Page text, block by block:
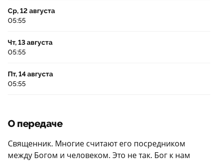
Ср, 12 августа
05:55
Чт, 13 августа
05:55
Пт, 14 августа
05:55
О передаче
Священник. Многие считают его посредником
между Богом и человеком. Это не так. Бог к нам